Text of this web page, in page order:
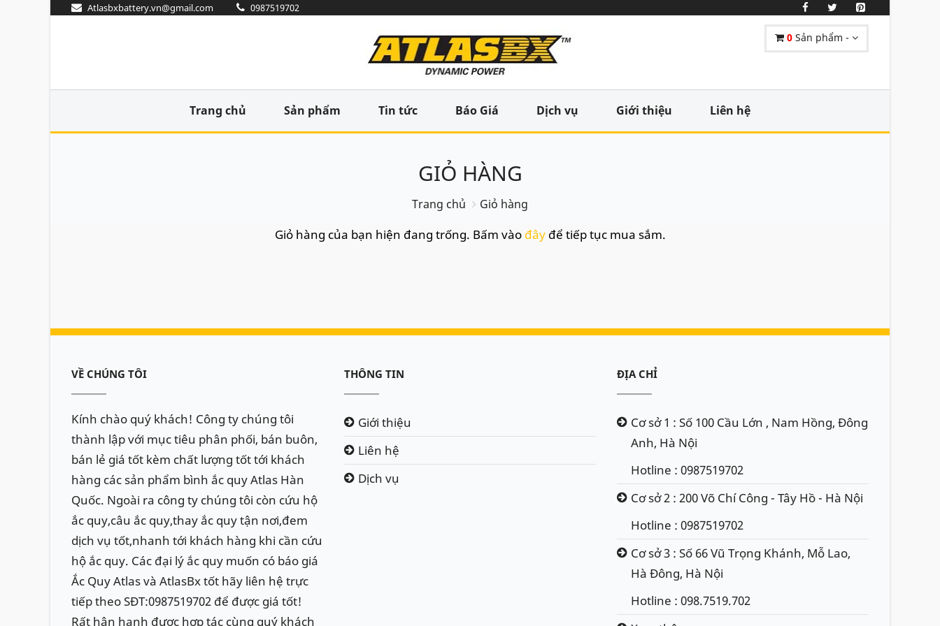
Atlasbxbattery.vn@gmail.com 0987519702
0 Sản phẩm -
Trang chủ Sản phẩm Tin tức Báo Giá Dịch vụ Giới thiệu Liên hệ
GIỎ HÀNG
Trang chủ Giỏ hàng
Giỏ hàng của bạn hiện đang trống. Bấm vào đâyđể tiếp tục mua sắm.
VỀ CHÚNG TÔI
Kính chào quý khách! Công ty chúng tôi
thành lập với mục tiêu phân phối, bán buôn,
bán lẻ giá tốt kèm chất lượng tốt tới khách
hàng các sản phẩm bình ắc quy Atlas Hàn
Quốc. Ngoài ra công ty chúng tôi còn cứu hộ
ắc quy,câu ắc quy,thay ắc quy tận nơi,đem
dịch vụ tốt,nhanh tới khách hàng khi cần cứu
hộ ắc quy. Các đại lý ắc quy muốn có báo giá
Ắc Quy Atlas và AtlasBx tốt hãy liên hệ trực
tiếp theo SĐT:0987519702 để được giá tốt!
Rất hân hạnh được hợp tác cùng quý khách
THÔNG TIN
Giới thiệu
Liên hệ
Dịch vụ
ĐỊA CHỈ
Cơ sở 1 : Số 100 Cầu Lớn , Nam Hồng, Đông
Anh, Hà Nội
Hotline : 0987519702
Cơ sở 2 : 200 Võ Chí Công - Tây Hồ - Hà Nội
Hotline : 0987519702
Cơ sở 3 : Số 66 Vũ Trọng Khánh, Mỗ Lao,
Hà Đông, Hà Nội
Hotline : 098.7519.702